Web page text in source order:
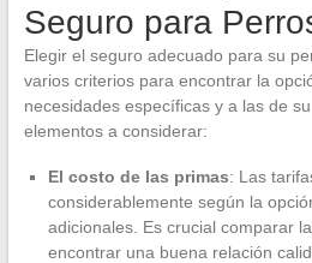
Seguro para
Elegir el seguro adecuado para su
varios criterios para encontrar la
necesidades específicas y a las de
elementos a considerar:
El costo de las primas: Las
considerablemente según la
adicionales. Es crucial comparar
encontrar una buena relación